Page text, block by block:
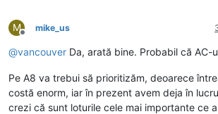
M
Deconectat
mike_us
@vancouver Da, arată bine. Probabil că AC-
Pe A8 va trebui să prioritizăm, deoarece
costă enorm, iar în prezent avem deja în
crezi că sunt loturile cele mai importante ce